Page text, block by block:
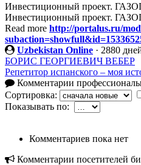
Инвестиционный проект.
Инвестиционный проект.
Read more http://portalus.ru/
Uzbekistan Online · 2880
БОРИС ГЕОРГИЕВИЧ ВЕБЕР
Репетитор испанского – моя
Комментарии
Сортировка:
Показывать по:
Комментариев пока нет
Комментарии посетителей